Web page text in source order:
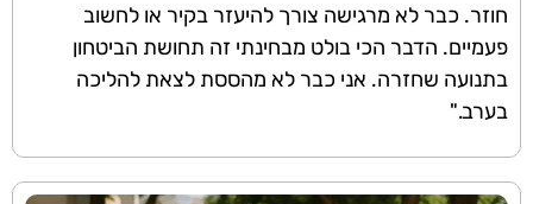
חוזר. כבר לא מרגישה צורך להיעזר בקיר או לחשוב
פעמיים. הדבר הכי בולט מבחינתי זה תחושת הביטחון
בתנועה שחזרה. אני כבר לא מהססת לצאת להליכה
בערב."